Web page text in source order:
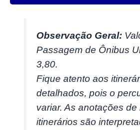
Observação Geral:
Passagem de Ônibus
3,80.
Fique atento aos
detalhados, pois o
variar. As anotações de
itinerários são